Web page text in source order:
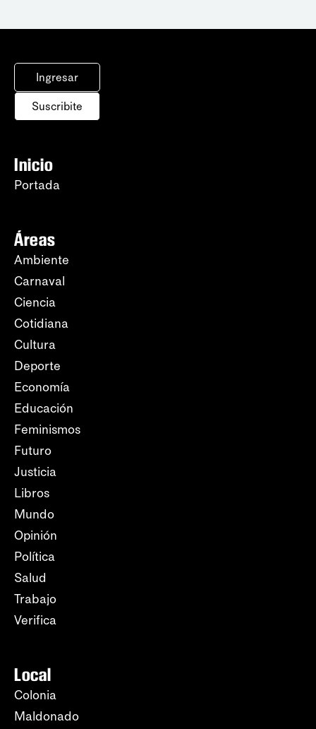
Ingresar
Suscribite
Inicio
Portada
Áreas
Ambiente
Carnaval
Ciencia
Cotidiana
Cultura
Deporte
Economía
Educación
Feminismos
Futuro
Justicia
Libros
Mundo
Opinión
Política
Salud
Trabajo
Verifica
Local
Colonia
Maldonado